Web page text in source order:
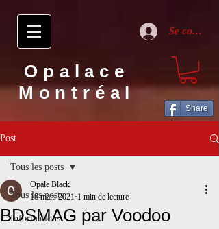
Se connecter
Opalace
Montréal
Share
Post
Tous les posts
Informations
Tous les posts
BDSMAG par Voodoo
Opale Black
18 mars 2021 1 min de lecture